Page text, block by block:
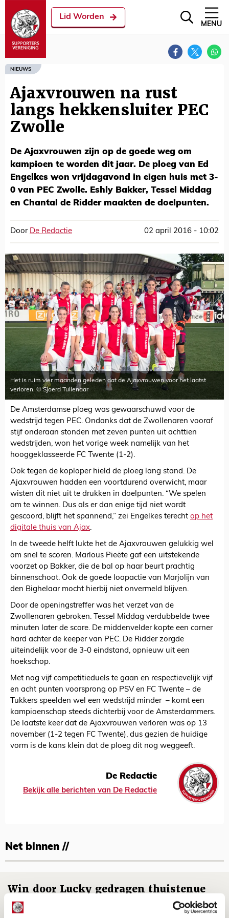
Lid Worden
MENU
NIEUWS
Ajaxvrouwen na rust
langs hekkensluiter PEC
Zwolle
De Ajaxvrouwen zijn op de goede weg om
kampioen te worden dit jaar. De ploeg van Ed
Engelkes won vrijdagavond in eigen huis met 3-
0 van PEC Zwolle. Eshly Bakker, Tessel Middag
en Chantal de Ridder maakten de doelpunten.
Door De Redactie 02 april 2016 - 10:02
Het is ruim vier maanden geleden dat de Ajaxvrouwen voor het laatst
verloren. © Sjoerd Tullenaar
De Amsterdamse ploeg was gewaarschuwd voor de
wedstrijd tegen PEC. Ondanks dat de Zwollenaren vooraf
stijf onderaan stonden met zeven punten uit achttien
wedstrijden, won het vorige week namelijk van het
hooggeklasseerde FC Twente (1-2).
Ook tegen de koploper hield de ploeg lang stand. De
Ajaxvrouwen hadden een voortdurend overwicht, maar
wisten dit niet uit te drukken in doelpunten. “We spelen
om te winnen. Dus als er dan enige tijd niet wordt
gescoord, blijft het spannend,” zei Engelkes terecht op het
digitale thuis van Ajax.
In de tweede helft lukte het de Ajaxvrouwen gelukkig wel
om snel te scoren. Marlous Pieëte gaf een uitstekende
voorzet op Bakker, die de bal op haar beurt prachtig
binnenschoot. Ook de goede loopactie van Marjolijn van
den Bighelaar mocht hierbij niet onvermeld blijven.
Door de openingstreffer was het verzet van de
Zwollenaren gebroken. Tessel Middag verdubbelde twee
minuten later de score. De middenvelder kopte een corner
hard achter de keeper van PEC. De Ridder zorgde
uiteindelijk voor de 3-0 eindstand, opnieuw uit een
hoekschop.
Met nog vijf competitieduels te gaan en respectievelijk vijf
en acht punten voorsprong op PSV en FC Twente – de
Tukkers speelden wel een wedstrijd minder – komt een
kampioenschap steeds dichterbij voor de Amsterdammers.
De laatste keer dat de Ajaxvrouwen verloren was op 13
november (1-2 tegen FC Twente), dus gezien de huidige
vorm is de kans klein dat de ploeg dit nog weggeeft.
De Redactie
Bekijk alle berichten van De Redactie
Net binnen //
Win door Lucky gedragen thuistenue
van Ajax!